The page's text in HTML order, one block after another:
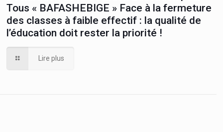
Tous « BAFASHEBIGE » Face à la fermeture
des classes à faible effectif : la qualité de
l’éducation doit rester la priorité !
Lire plus